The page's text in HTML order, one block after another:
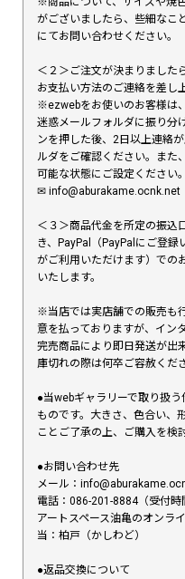
がございましたら、些細なこ
にてお問い合わせください。
＜２＞ご注文が決まりました
お支払い方法のご連絡を差し
※ezwebをお使いのお客様は
迷惑メールフォルダに振り分
ンを押した後、2日以上連絡
ルダをご確認ください。また
可能な状態にご設定ください。
✉︎ info@aburakame.ocnk.net
＜３＞商品代金を所定の振込
き、PayPal（PayPalにご登
がご利用いただけます）での
いたします。
※当店では実店舗での販売も
意を払っておりますが、イン
完売商品により即日発送が出
庫切れの際は何卒ご容赦くだ
●当webギャラリーで取り扱
ものです。大きさ、色合い、
ことご了承の上、ご購入を検
●お問い合わせ先
メール：
電話：086-201-8884（受付時
アートスペース油亀のオン
当：柏戸（かしわど）
●返品交換について